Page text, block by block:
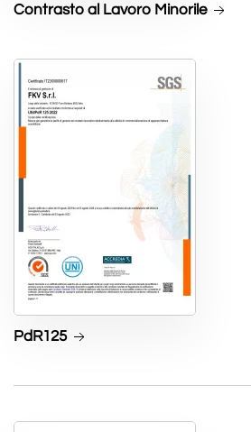
Contrasto al Lavoro Minorile
PdR125